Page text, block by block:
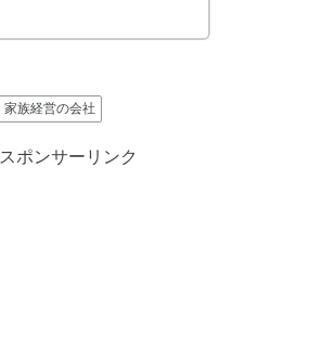
家族経営の会社
スポンサーリンク